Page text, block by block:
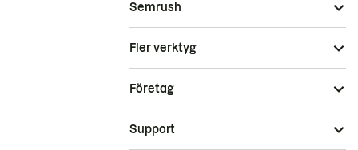
Semrush
Fler verktyg
Företag
Support